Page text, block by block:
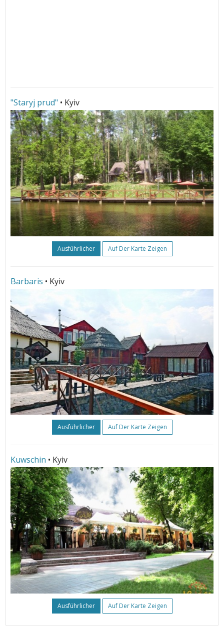
"Staryj prud" • Kyiv
Ausführlicher Auf Der Karte Zeigen
Barbaris • Kyiv
Ausführlicher Auf Der Karte Zeigen
Kuwschin • Kyiv
Ausführlicher Auf Der Karte Zeigen